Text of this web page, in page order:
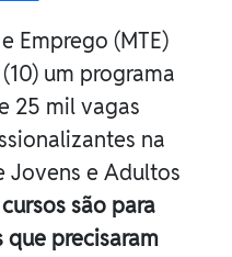
Emprego (MTE)
um programa
25 mil vagas
na
Jovens e Adultos
são para
que precisaram